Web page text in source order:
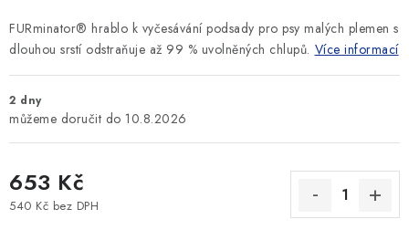
FURminator® hrablo k vyčesávání podsady pro psy malých plemen s
dlouhou srstí odstraňuje až 99 % uvolněných chlupů. Více informací
2 dny
10.8.2026
653 Kč
540 Kč bez DPH